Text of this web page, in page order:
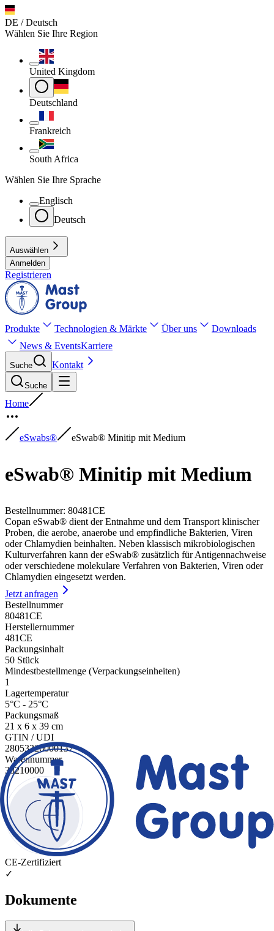
DE / Deutsch
Wählen Sie Ihre Region
United Kingdom
Deutschland
Frankreich
South Africa
Wählen Sie Ihre Sprache
Englisch
Deutsch
Auswählen
Anmelden
Registrieren
Produkte Technologien & Märkte Über uns
Downloads
News & EventsKarriere
Suche Kontakt
Suche
Home
eSwabs® eSwab® Minitip mit Medium
eSwab® Minitip mit Medium
Bestellnummer: 80481CE
Copan eSwab® dient der Entnahme und dem Transport klinischer
Proben, die aerobe, anaerobe und empfindliche Bakterien, Viren
oder Chlamydien beinhalten. Neben klassisch mikrobiologischen
Kulturverfahren kann der eSwab® zusätzlich für Antigennachweise
oder verschiedene molekulare Verfahren von Bakterien, Viren oder
Chlamydien eingesetzt werden.
Jetzt anfragen
Bestellnummer
80481CE
Herstellernummer
481CE
Packungsinhalt
50 Stück
Mindestbestellmenge (Verpackungseinheiten)
1
Lagertemperatur
5°C - 25°C
Packungsmaß
21 x 6 x 39 cm
GTIN / UDI
28053326000137
Warennummer
38210000
CE-Zertifiziert
✓
Dokumente